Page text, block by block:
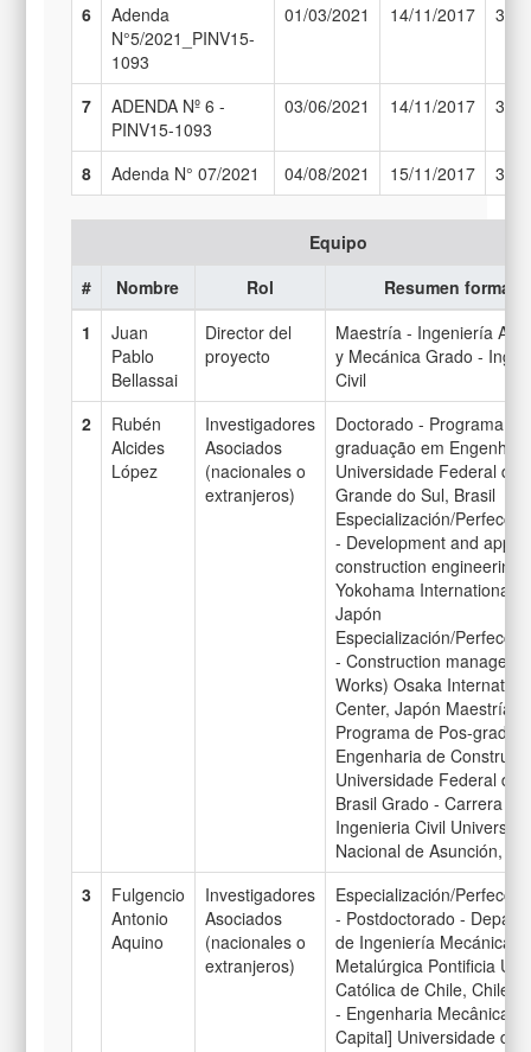
6
Adenda
N°5/2021_PINV15-
1093
01/03/2021 14/11/2017 30/
7
ADENDA Nº 6 -
PINV15-1093
03/06/2021 14/11/2017 30/
8 Adenda N° 07/2021 04/08/2021 15/11/2017 30/
Equipo
#
Nombre Rol
Resumen
1
Juan
Pablo
Bellassai
Director del
proyecto
Maestría - Ingeniería
y Mecánica Grado -
Civil
2
Rubén
Alcides
López
Investigadores
Asociados
(nacionales o
extranjeros)
Doctorado - Programa
graduação em
Universidade Federal do
Grande do Sul, Brasil
Especialización/
- Development and
construction engineering
Yokohama International
Japón
Especialización/
- Construction
Works) Osaka
Center, Japón Maestría -
Programa de Pos-
Engenharia de
Universidade Federal do
Brasil Grado - Carrera de
Ingenieria Civil
Nacional de Asunción,
3
Fulgencio
Antonio
Aquino
Investigadores
Asociados
(nacionales o
extranjeros)
Especialización/
- Postdoctorado -
de Ingeniería Mecánica y
Metalúrgica Pontificia
Católica de Chile, Chile
- Engenharia Mecânica
Capital] Universidade de